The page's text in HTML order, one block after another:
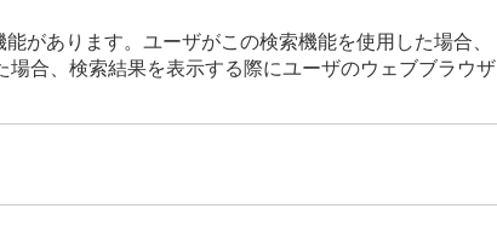
があります。ユーザがこの検索機能を使用した場合、
合、検索結果を表示する際にユーザのウェブブラウザ